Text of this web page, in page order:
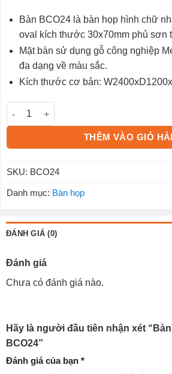
Bàn BCO24 là bàn họp hình chữ
oval kích thước 30x70mm phủ sơn
Mặt bàn sử dụng gỗ công nghiệp
đa dạng về màu sắc.
Kích thước cơ bản:
Bàn họp văn phòng BCO24 số lượng
THÊM VÀO GIỎ
SKU: BCO24
Danh mục: Bàn họp
ĐÁNH GIÁ (0)
Đánh giá
Chưa có đánh giá nào.
Hãy là người đầu tiên nhận xét
BCO24”
Đánh giá của bạn *